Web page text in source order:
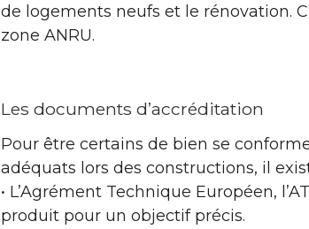
de logements neufs et le rénovation.
zone ANRU.
Les documents d’accréditation
Pour être certains de bien se
adéquats lors des constructions, il
• L’Agrément Technique Européen,
produit pour un objectif précis.